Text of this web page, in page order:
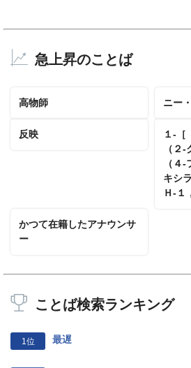
急上昇のことば
高物師 ニー
反映
１‐［
（２
（４
キシ
Ｈ‐
かつて在籍したアナウンサ
ー
ことば検索ランキング
1位 最遅